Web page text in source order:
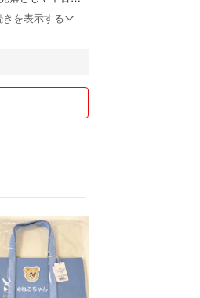
サイクル資材を
よろしくお願い
きを表示する